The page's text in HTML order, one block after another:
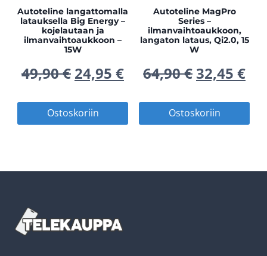
Autoteline langattomalla
latauksella Big Energy –
kojelautaan ja
ilmanvaihtoaukkoon –
15W
49,90€ Alkuperäinen
hinta
oli:
24,95 €Nykyinen
hinta
on:
Ostoskoriin
Autoteline MagPro
Series –
ilmanvaihtoaukkoon,
langaton lataus, Qi2.0, 15
W
64,90€
hinta
oli:
32,45 €
on:
Ostoskoriin